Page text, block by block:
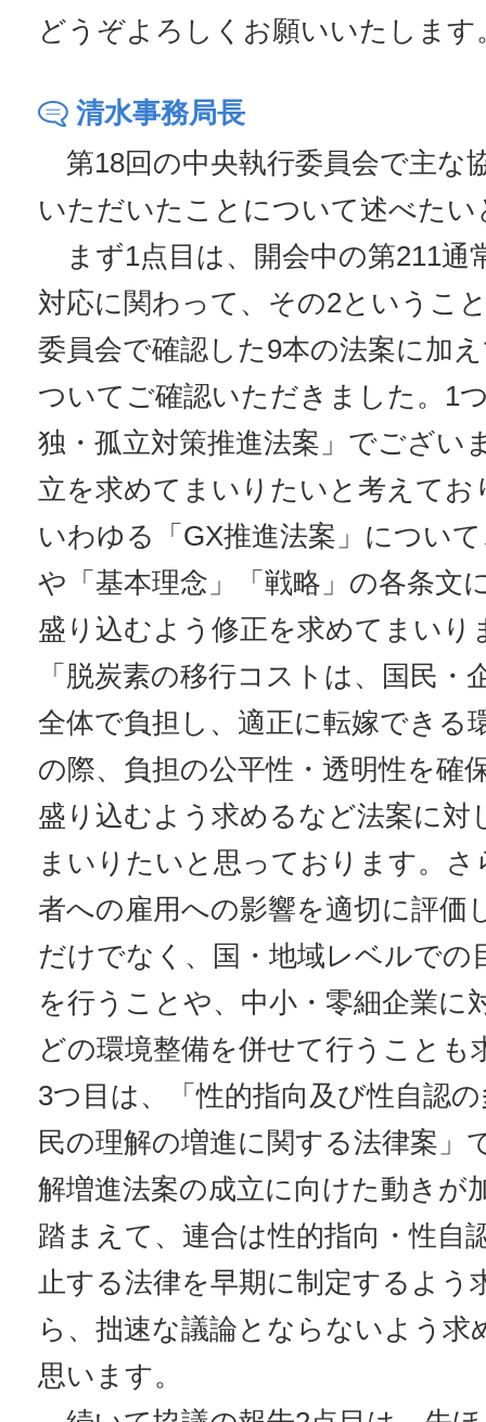
どうぞよろしくお願いいたします
清水事務局長
第18回の中央執行委員会で主な
いただいたことについて述べたい
まず1点目は、開会中の第211通
対応に関わって、その2というこ
委員会で確認した9本の法案に加
ついてご確認いただきました。1
独・孤立対策推進法案」でござい
立を求めてまいりたいと考えてお
いわゆる「GX推進法案」につい
や「基本理念」「戦略」の各条文
盛り込むよう修正を求めてまいり
「脱炭素の移行コストは、国民・
全体で負担し、適正に転嫁できる
の際、負担の公平性・透明性を確
盛り込むよう求めるなど法案に対
まいりたいと思っております。さ
者への雇用への影響を適切に評価
だけでなく、国・地域レベルでの
を行うことや、中小・零細企業に
どの環境整備を併せて行うことも
3つ目は、「性的指向及び性自認
民の理解の増進に関する法律案」
解増進法案の成立に向けた動きが
踏まえて、連合は性的指向・性自
止する法律を早期に制定するよう
ら、拙速な議論とならないよう求
思います。